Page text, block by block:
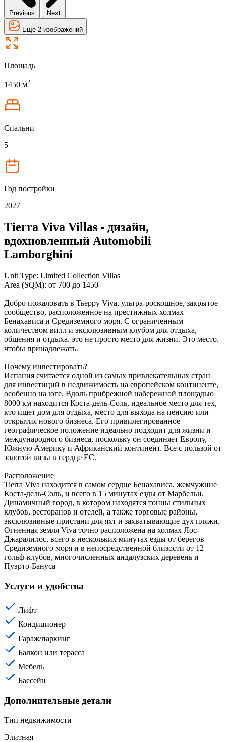
Previous Next
Еще 2 изображений
Площадь
1450 м2
Спальни
5
Год постройки
2027
Tierra Viva Villas - дизайн,
вдохновленный Automobili
Lamborghini
Unit Type: Limited Collection Villas
Area (SQM): от 700 до 1450
Добро пожаловать в Тьерру Viva, ультра-роскошное, закрытое
сообщество, расположенное на престижных холмах
Бенахависа и Средиземного моря. С ограниченным
количеством вилл и эксклюзивным клубом для отдыха,
общения и отдыха, это не просто место для жизни. Это место,
чтобы принадлежать.
Почему инвестировать?
Испания считается одной из самых привлекательных стран
для инвестиций в недвижимость на европейском континенте,
особенно на юге. Вдоль прибрежной набережной площадью
8000 км находится Коста-дель-Соль, идеальное место для тех,
кто ищет дом для отдыха, место для выхода на пенсию или
открытия нового бизнеса. Его привилегированное
географическое положение идеально подходит для жизни и
международного бизнеса, поскольку он соединяет Европу,
Южную Америку и Африканский континент. Все с пользой от
золотой визы в сердце ЕС.
Расположение
Tierra Viva находится в самом сердце Бенахависа, жемчужине
Коста-дель-Соль, и всего в 15 минутах езды от Марбельи.
Динамичный город, в котором находятся тонны стильных
клубов, ресторанов и отелей, а также торговые районы,
эксклюзивные пристани для яхт и захватывающие дух пляжи.
Огненная земля Viva точно расположена на холмах Лос-
Джаралилос, всего в нескольких минутах езды от берегов
Средиземного моря и в непосредственной близости от 12
гольф-клубов, многочисленных андалузских деревень и
Пуэрто-Бануса
Услуги и удобства
Лифт
Кондиционер
Гараж/паркинг
Балкон или терасса
Мебель
Бассейн
Дополнительные детали
Тип недвижимости
Элитная